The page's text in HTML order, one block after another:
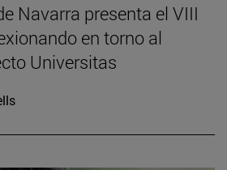
Navarra presenta el VIII
en torno al
Universitas